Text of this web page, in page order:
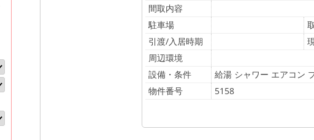
間取内容
駐車場
引渡/入居時期
周辺環境
設備・条件
給湯 シャワー エアコン
物件番号
5158